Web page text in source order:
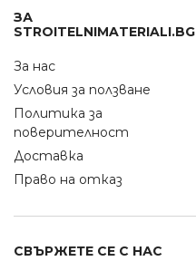
ЗА
STROITELNIMATERIALI.BG
За нас
Условия за ползване
Политика за
поверителност
Доставка
Право на отказ
СВЪРЖЕТЕ СЕ С НАС